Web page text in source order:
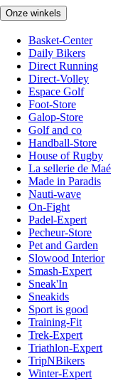
Onze winkels
Basket-Center
Daily Bikers
Direct Running
Direct-Volley
Espace Golf
Foot-Store
Galop-Store
Golf and co
Handball-Store
House of Rugby
La sellerie de Maé
Made in Paradis
Nauti-wave
On-Fight
Padel-Expert
Pecheur-Store
Pet and Garden
Slowood Interior
Smash-Expert
Sneak'In
Sneakids
Sport is good
Training-Fit
Trek-Expert
Triathlon-Expert
TripNBikers
Winter-Expert